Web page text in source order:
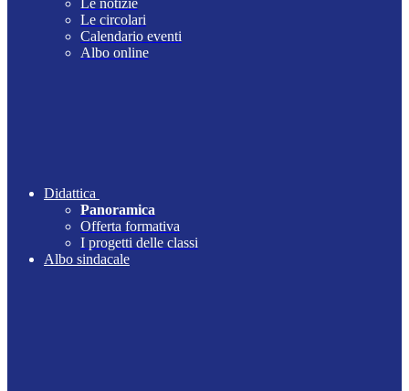
Le notizie
Le circolari
Calendario eventi
Albo online
Didattica
Panoramica
Offerta formativa
I progetti delle classi
Albo sindacale